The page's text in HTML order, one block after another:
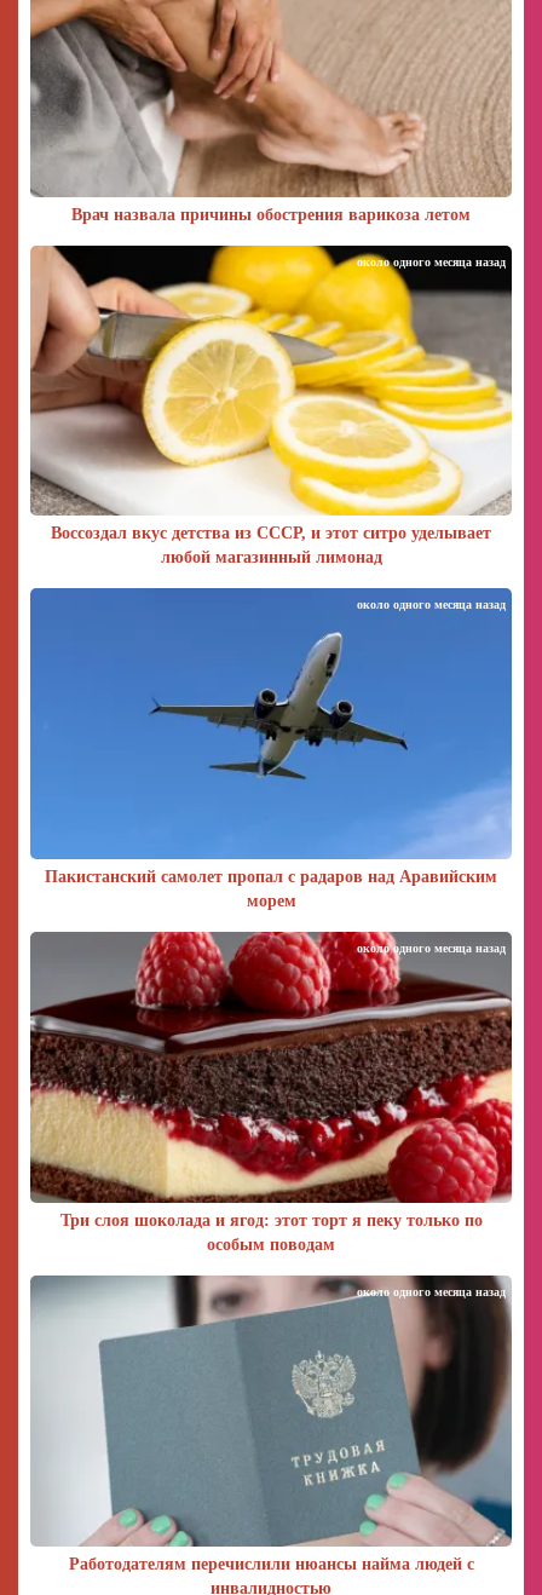
Врач назвала причины обострения варикоза летом
Воссоздал вкус детства из СССР, и этот ситро уделывает
любой магазинный лимонад
около одного месяца назад
Пакистанский самолет пропал с радаров над Аравийским
морем
около одного месяца назад
Три слоя шоколада и ягод: этот торт я пеку только по
особым поводам
около одного месяца назад
Работодателям перечислили нюансы найма людей с
инвалидностью
около одного месяца назад